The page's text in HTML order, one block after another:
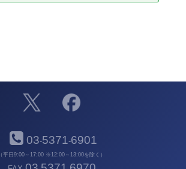
03-5371-6901
（平日9:00～17:00 ※12:00～13:00を除く）